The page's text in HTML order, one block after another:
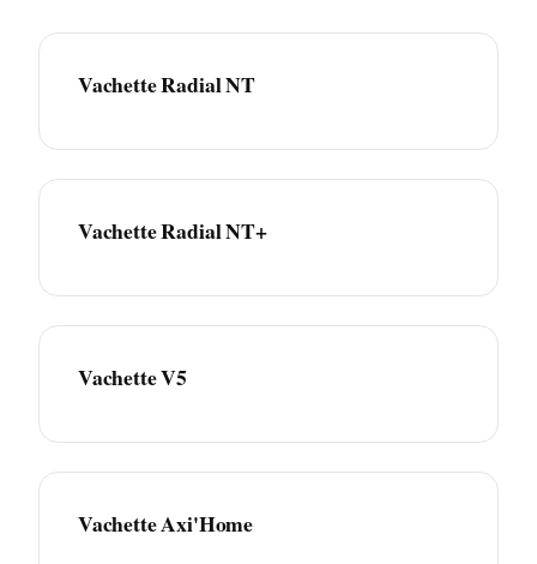
Vachette Radial NT
Vachette Radial NT+
Vachette V5
Vachette Axi'Home